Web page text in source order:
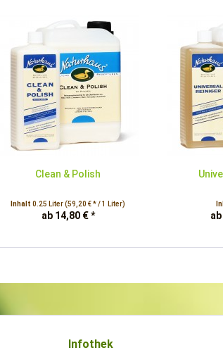
Clean & Polish
Inhalt0.25 Liter(59,20 € * / 1 Liter)
ab 14,80 € *
Infothek